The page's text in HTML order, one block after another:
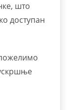
што
доступан